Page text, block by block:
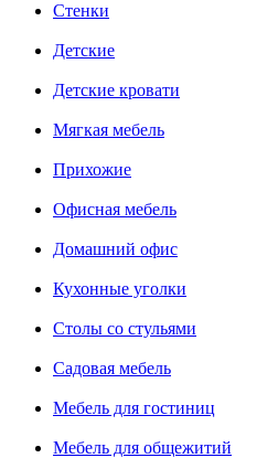
Стенки
Детские
Детские кровати
Мягкая мебель
Прихожие
Офисная мебель
Домашний офис
Кухонные уголки
Столы со стульями
Садовая мебель
Мебель для гостиниц
Мебель для общежитий